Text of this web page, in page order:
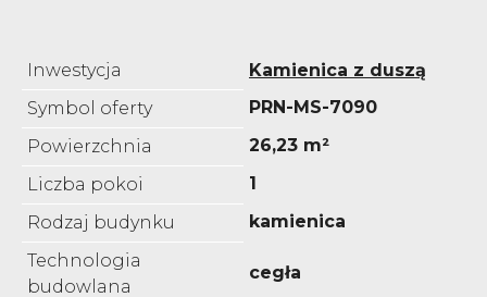
Inwestycja
Kamienica z duszą
Symbol oferty
PRN-MS-7090
Powierzchnia
26,23 m²
Liczba pokoi
1
Rodzaj budynku
kamienica
Technologia
budowlana
cegła